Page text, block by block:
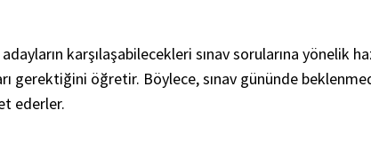
karşılaşabilecekleri sınav sorularına yönelik
gerektiğini öğretir. Böylece, sınav gününde
ederler.